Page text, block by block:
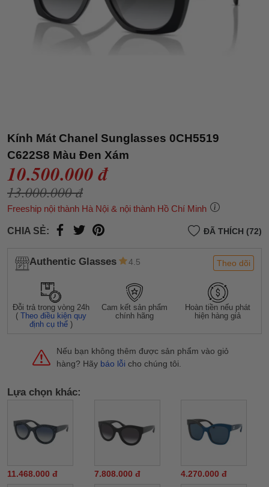
Kính Mát Chanel Sunglasses 0CH5519
C622S8 Màu Đen Xám
10.500.000 đ
13.000.000 đ
Freeship nội thành Hà Nội & nội thành Hồ Chí Minh
CHIA SẺ: ĐÃ THÍCH (72)
Authentic Glasses 4.5 Theo dõi
Đỗi trả trong vòng 24h
(Theo điều kiện quy
định cụ thể )
Cam kết sản phẩm
chính hãng
Hoàn tiền nếu phát
hiện hàng giả
Nếu bạn không thêm được sản phẩm vào giỏ
hàng? Hãy báo lỗi cho chúng tôi.
Lựa chọn khác:
11.468.000 đ 7.808.000 đ 4.270.000 đ